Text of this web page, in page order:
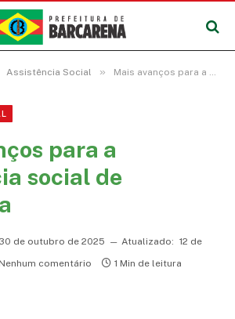
Assistência Social » Mais avanços para a assistência social de Barcarena
para a
social de
30 de outubro de 2025 Atualizado: 12 de
comentário 1 Min de leitura